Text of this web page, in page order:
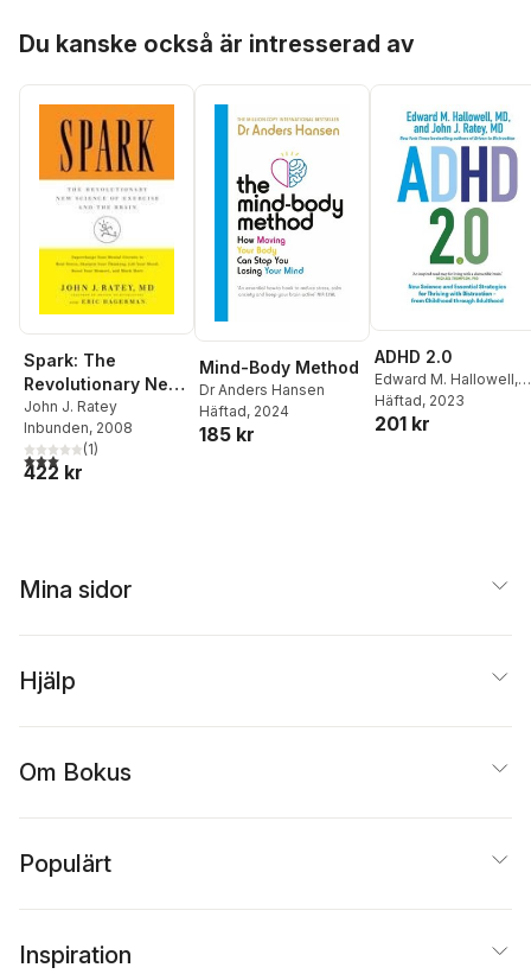
Du kanske också är intresserad av
Spark: The
Revolutionary New
Science of
Exercise and the
Brain
John J. Ratey
Inbunden, 2008
3,0utav 5 stjärnor. Totalt antal röster:
(1)
422 kr
Mind-Body Method
Dr Anders Hansen
Häftad, 2024
185 kr
ADHD 2.0
Edward M. Hallowell,
John J. Ratey
Häftad, 2023
201 kr
Mina sidor
Hjälp
Om Bokus
Populärt
Inspiration